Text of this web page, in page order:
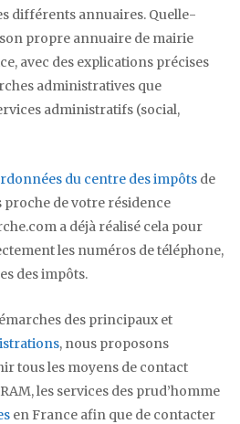
différents annuaires. Quelle-
propre annuaire de mairie
avec des explications précises
administratives que
administratifs (social,
du centre des impôts de
proche de votre résidence
a déjà réalisé cela pour
les numéros de téléphone,
des impôts.
des principaux et
, nous proposons
tous les moyens de contact
les services des prud’homme
en France afin que de contacter